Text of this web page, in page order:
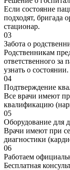
Если состояние
подходят, бригада
стационар.
03
Забота о
Родственникам
ответственного за
узнать о состоянии.
04
Подтверждение
Все врачи имеют
квалификацию
05
Оборудование для
Врачи имеют при
диагностики
06
Работаем
Бесплатная